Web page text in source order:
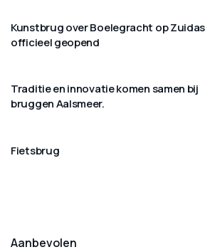
Kunstbrug over Boelegracht op Zuidas
officieel geopend
Traditie en innovatie komen samen bij
bruggen Aalsmeer.
Fietsbrug
Aanbevolen